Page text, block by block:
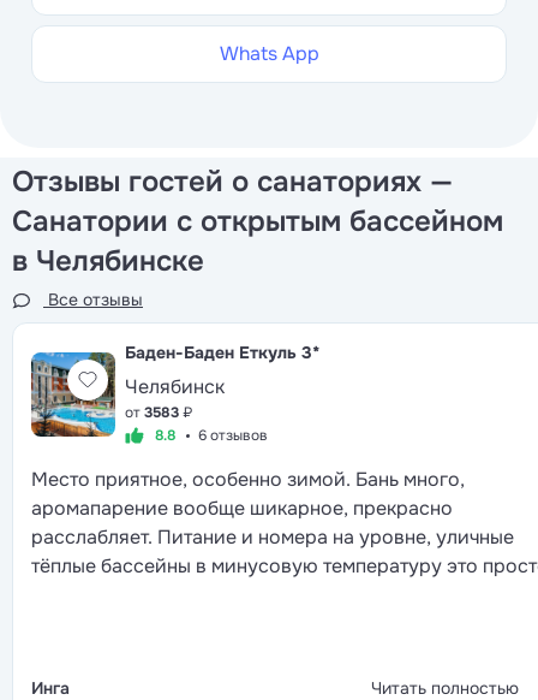
Whats App
Отзывы гостей о санаториях —
Санатории с открытым бассейном
в Челябинске
Все отзывы
Баден-Баден Еткуль 3*
Челябинск
от3583₽
8.8
6 отзывов
Место приятное, особенно зимой. Бань много,
аромапарение вообще шикарное, прекрасно
расслабляет. Питание и номера на уровне, уличные
тёплые бассейны в минусовую температуру это
холодные, греться особо негде. И навигация никакая,
Инга Читать полностью